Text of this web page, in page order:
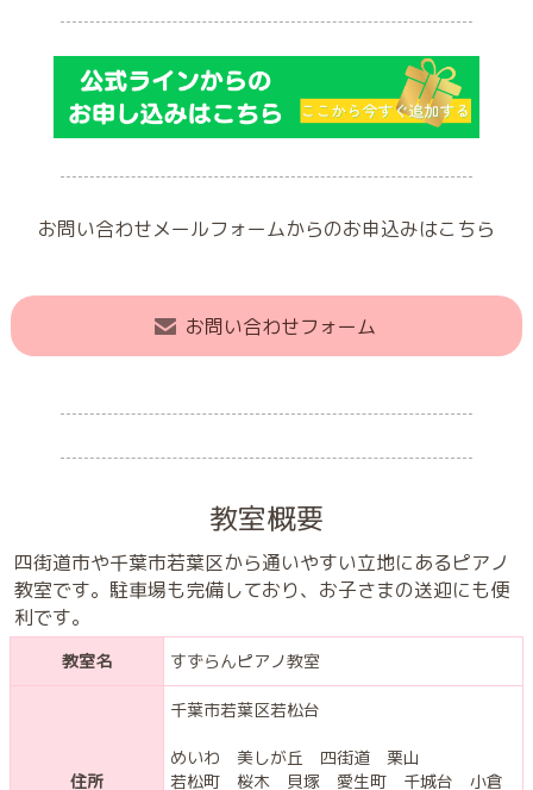
お問い合わせメールフォームからのお申込みはこちら
お問い合わせフォーム
教室概要
四街道市や千葉市若葉区から通いやすい立地にあるピアノ
教室です。駐車場も完備しており、お子さまの送迎にも便
利です。
教室名 すずらんピアノ教室
住所
千葉市若葉区若松台
めいわ 美しが丘 四街道 栗山
若松町 桜木 貝塚 愛生町 千城台 小倉